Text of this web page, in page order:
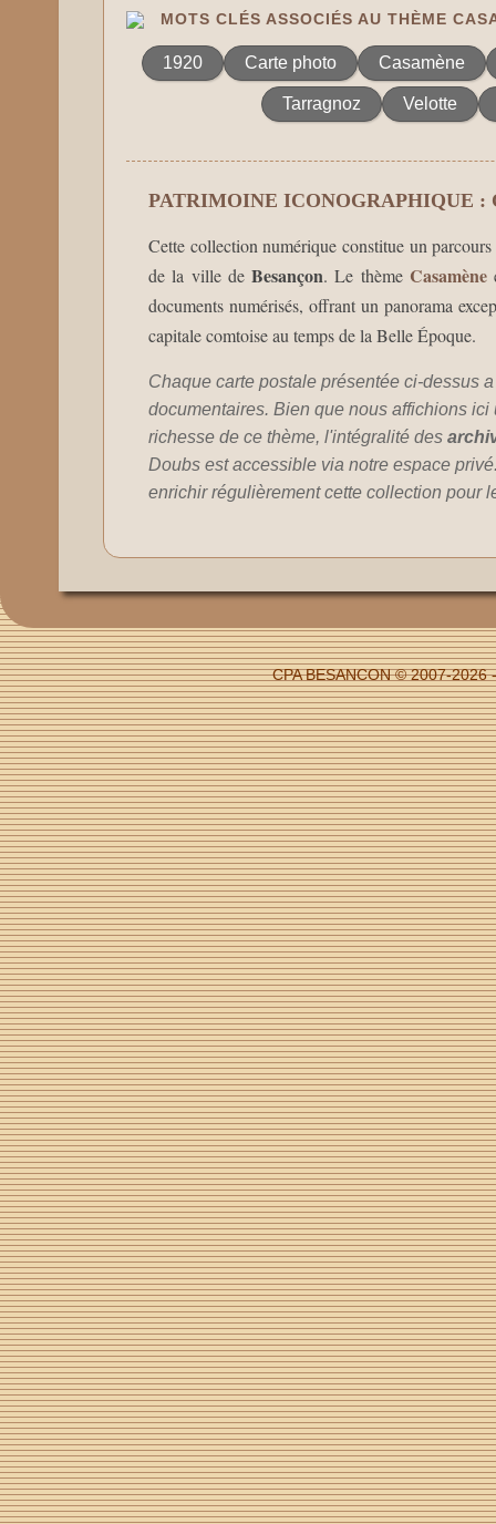
MOTS CLÉS ASSOCIÉS AU THÈME
1920 Carte photo Casamène
Tarragnoz Velotte
PATRIMOINE ICONOGRAPHIQUE :
Cette collection numérique constitue un
de la ville deBesançon. Le thème Casamène
documents numérisés, offrant un panorama
capitale comtoise au temps de la Belle Époque.
Chaque carte postale présentée ci-dessus
documentaires. Bien que nous affichions
richesse de ce thème, l'intégralité des
Doubs est accessible via notre espace
enrichir régulièrement cette collection pour
CPA BESANCON © 2007-